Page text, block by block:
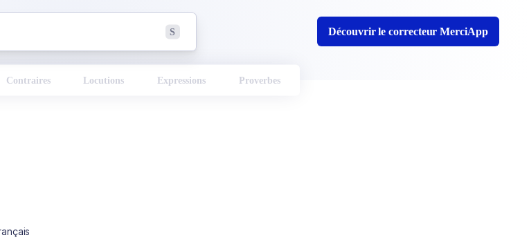
S Découvrir le correcteur MerciApp
Contraires Locutions Expressions Proverbes